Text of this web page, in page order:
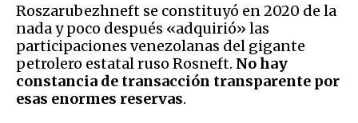
Roszarubezhneft se constituyó en 2020 de la
nada y poco después «adquirió» las
participaciones venezolanas del gigante
petrolero estatal ruso Rosneft. No hay
constancia de transacción transparente por
esas enormes reservas.